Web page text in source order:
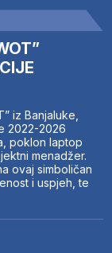
iz Banjaluke,
2022-2026
poklon laptop
menadžer.
ovaj simboličan
i uspjeh, te